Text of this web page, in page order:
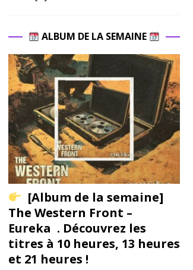
ALBUM DE LA SEMAINE
[Album de la semaine]
The Western Front –
Eureka . Découvrez les
titres à 10 heures, 13 heures
et 21 heures !